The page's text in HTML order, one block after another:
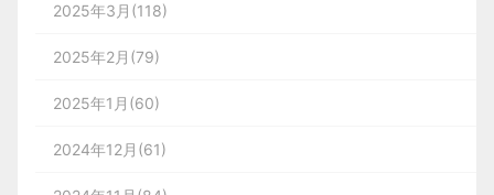
2025年3月(118)
2025年2月(79)
2025年1月(60)
2024年12月(61)